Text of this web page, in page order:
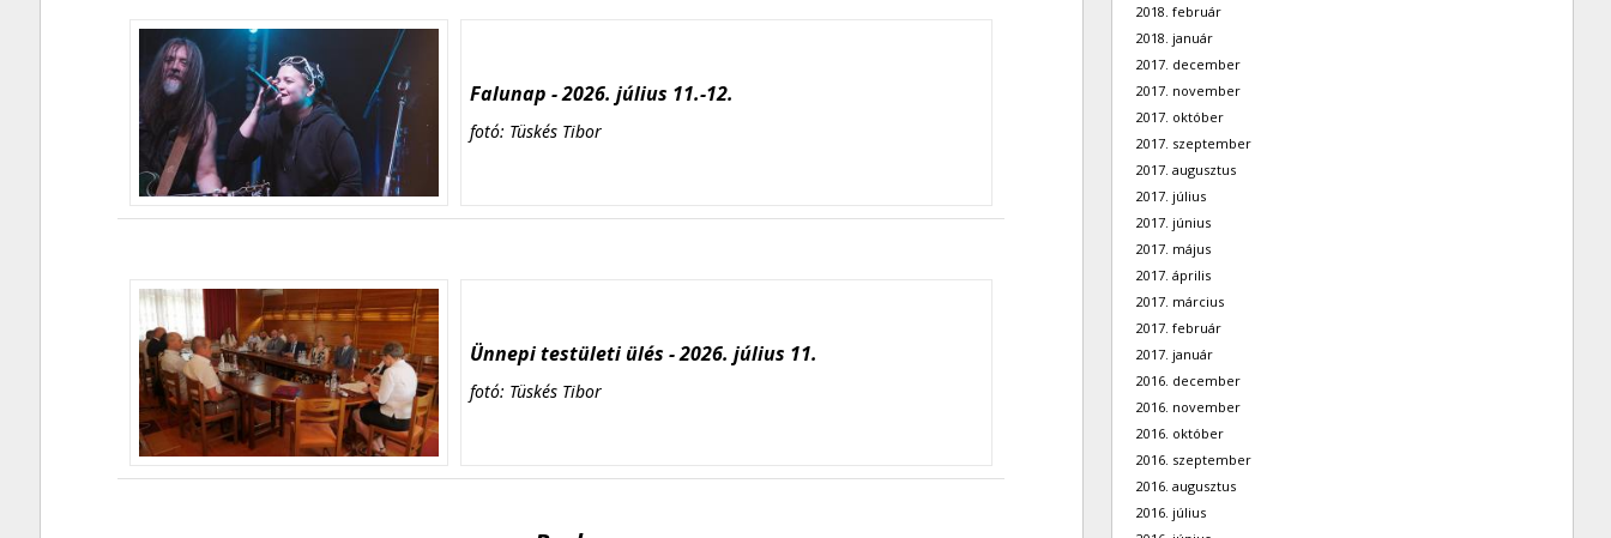
Falunap - 2026. július 11.-12.
fotó: Tüskés Tibor
Ünnepi testületi ülés - 2026. július 11.
fotó: Tüskés Tibor
2018. február
2018. január
2017. december
2017. november
2017. október
2017. szeptember
2017. augusztus
2017. július
2017. június
2017. május
2017. április
2017. március
2017. február
2017. január
2016. december
2016. november
2016. október
2016. szeptember
2016. augusztus
2016. július